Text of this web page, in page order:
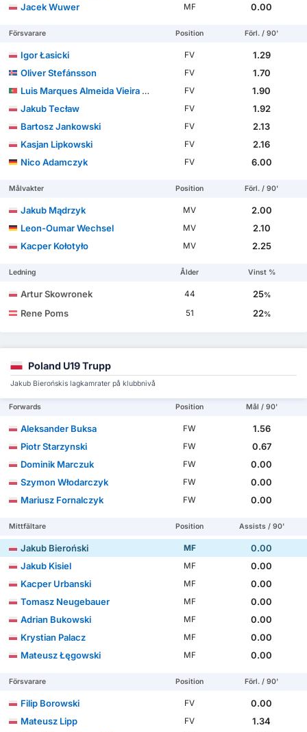
Jacek Wuwer
MF 0.00
Försvarare Position Förl. / 90'
Igor Łasicki FV
1.29
Oliver Stefánsson
FV
1.70
Luis Marques Almeida Vieira Silva
FV
1.90
Jakub Tecław
FV
1.92
Bartosz Jankowski
FV
2.13
Kasjan Lipkowski
FV
2.16
Nico Adamczyk
FV 6.00
Målvakter Position Förl. / 90'
Jakub Mądrzyk MV
2.00
Leon-Oumar Wechsel
MV
2.10
Kacper Kołotyło
MV 2.25
Ledning Ålder Vinst %
Artur Skowronek 44 25%
Rene Poms 51 22%
Poland U19 Trupp
Jakub Bierońskis lagkamrater på klubbnivå
Forwards Position Mål / 90'
Aleksander Buksa FW
1.56
Piotr Starzynski
FW
0.67
Dominik Marczuk
FW
0.00
Szymon Włodarczyk
FW
0.00
Mariusz Fornalczyk
FW 0.00
Mittfältare Position Assists / 90'
Jakub Bieroński MF
0.00
Jakub Kisiel
MF
0.00
Kacper Urbanski
MF
0.00
Tomasz Neugebauer
MF
0.00
Adrian Bukowski
MF
0.00
Krystian Palacz
MF
0.00
Mateusz Łęgowski
MF 0.00
Försvarare Position Förl. / 90'
Filip Borowski FV
0.00
Mateusz Lipp
FV
1.34